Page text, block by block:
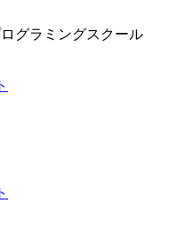
グラミングスクール